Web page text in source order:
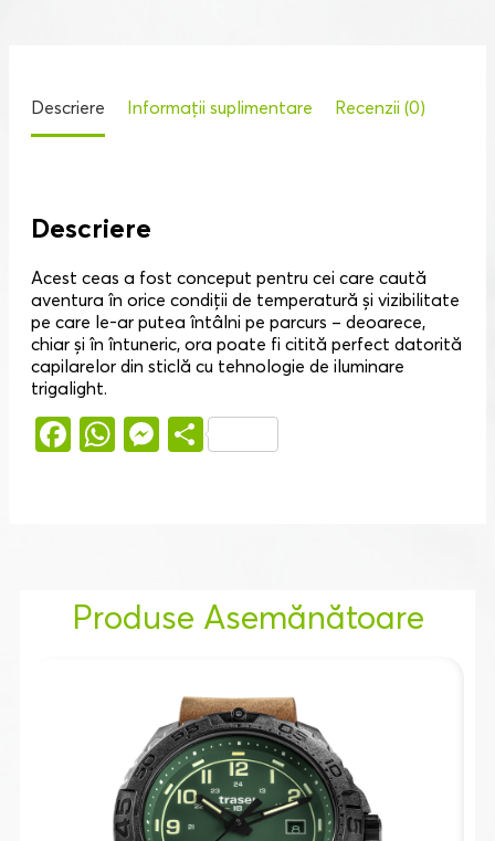
Descriere Informații suplimentare Recenzii (0)
Descriere
Acest ceas a fost conceput pentru cei care caută
aventura în orice condiții de temperatură și vizibilitate
pe care le-ar putea întâlni pe parcurs – deoarece,
chiar și în întuneric, ora poate fi citită perfect datorită
capilarelor din sticlă cu tehnologie de iluminare
trigalight.
Facebook
WhatsApp
Messenger
Partajează
Produse Asemănătoare